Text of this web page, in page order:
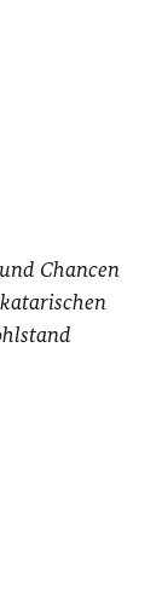
Chancen